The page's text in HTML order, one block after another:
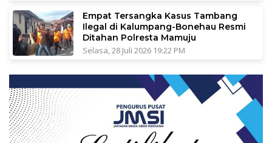
Empat Tersangka Kasus Tambang
Ilegal di Kalumpang-Bonehau Resmi
Ditahan Polresta Mamuju
Selasa, 28 Juli 2026 19:22 PM